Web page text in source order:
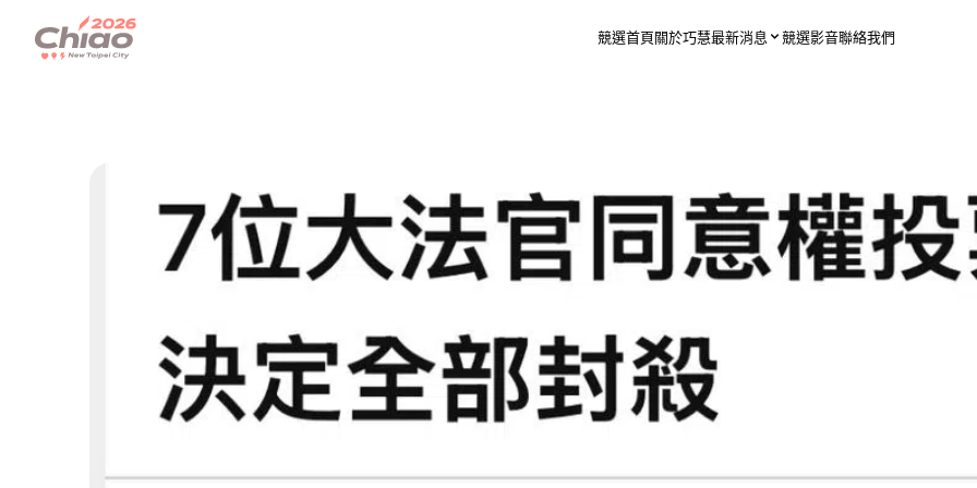
競選首頁關於巧慧最新消息 競選影音聯絡我們